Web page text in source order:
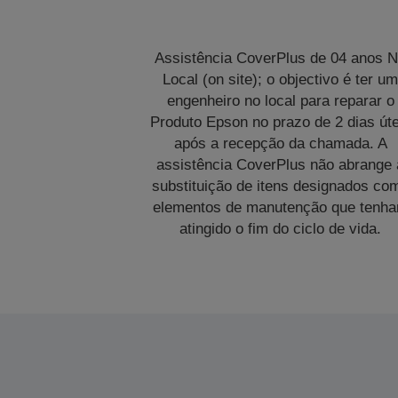
Assistência CoverPlus de 04 anos
Local (on site); o objectivo é ter um
engenheiro no local para reparar o
Produto Epson no prazo de 2 dias
após a recepção da chamada. A
assistência CoverPlus não abrange
substituição de itens designados
elementos de manutenção que
atingido o fim do ciclo de vida.